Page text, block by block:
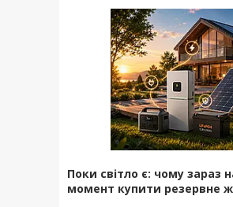
Поки світло є: чому зараз
момент купити резервне